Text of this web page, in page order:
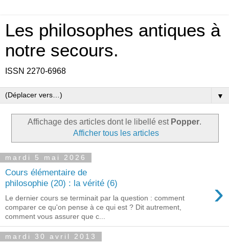
Les philosophes antiques à
notre secours.
ISSN 2270-6968
▼
Affichage des articles dont le libellé est Popper.
Afficher tous les articles
mardi 5 mai 2026
Cours élémentaire de
philosophie (20) : la vérité (6)
›
Le dernier cours se terminait par la question : comment
comparer ce qu'on pense à ce qui est ? Dit autrement,
comment vous assurer que c...
mardi 30 avril 2013